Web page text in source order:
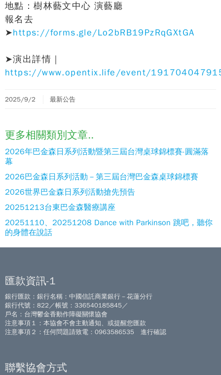
地點：樹林藝文中心 演藝廳
報名去
➤https://forms.gle/Lo2bRB19PzRqGXtGA
➤演出詳情｜
https://www.opentix.life/event/
2025/9/2 最新公告
更多相關類別文章..
2026年巴金森日系列活動暨第三屆台灣桌球錦標賽-圓滿落
幕
2026巴金森日系列活動－第三屆台灣巴金森桌球錦標賽
2026世界巴金森日系列活動搶先預告
20251213台東巴金森醫療講座
20251110、20251208 Dance with Parkinson 跳吧，聽你
的身體在說話
匯款資訊-1
銀行匯款：銀行名稱：中國信託商業銀行－花蓮分行
銀行代號：822／帳號：336540185845／
戶名：台灣鬱金香動作障礙關懷協會
注意事項１：本協會不會主動通知、或提醒您匯款
注意事項２：任何問題請致電：0963586535 進行確認
聯繫協會方式